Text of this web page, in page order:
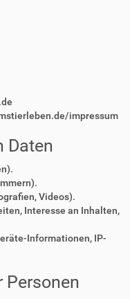
impressum
Daten
Videos).
Interesse an Inhalten,
Informationen, IP-
Personen